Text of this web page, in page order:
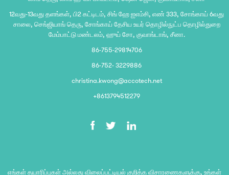
12வது-13வது தளங்கள், பி2 கட்டிடம், சிங் ஹே ஐஎம்சி, எண் 333, சோங்காய் 6வது
சாலை, செங்ஜியாங் தெரு, சோங்காய் தேசிய உயர் தொழில்நுட்ப தொழில்துறை
மேம்பாட்டு மண்டலம், ஹுய் சோ, குவாங்டாங், சீனா.
86-755-29814706
86-752- 3229886
christina.kwong@accotech.net
+8613794512279
எங்கள் தயாரிப்புகள் அல்லது விலைப்பட்டியல் குறித்த விசாரணைகளுக்கு, உங்கள்